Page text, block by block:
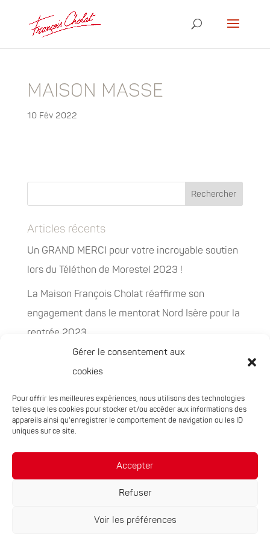
Gérer le consentement aux
cookies
Pour offrir les meilleures expériences, nous utilisons des technologies
telles que les cookies pour stocker et/ou accéder aux informations des
appareils ainsi qu'enregistrer le comportement de navigation ou les ID
uniques sur ce site.
Accepter
Refuser
Voir les préférences
MAISON MASSE
10 Fév 2022
Articles récents
Un GRAND MERCI pour votre incroyable soutien
lors du Téléthon de Morestel 2023 !
La Maison François Cholat réaffirme son
engagement dans le mentorat Nord Isère pour la
rentrée 2023
La Maison François Cholat accueil et participe à
la préservation des espaces naturels sensibles
PEPITES, la nouvelle filière chanvre en
Auvergne-Rhône-Alpes